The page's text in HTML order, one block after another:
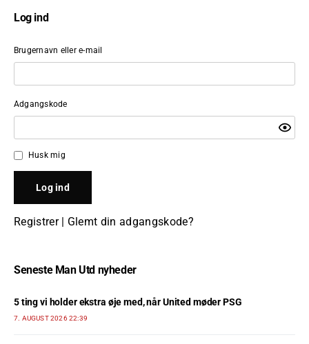
Log ind
Brugernavn eller e-mail
Adgangskode
Husk mig
Registrer| Glemt din adgangskode?
Seneste Man Utd nyheder
5 ting vi holder ekstra øje med, når United møder PSG
7. AUGUST 2026 22:39